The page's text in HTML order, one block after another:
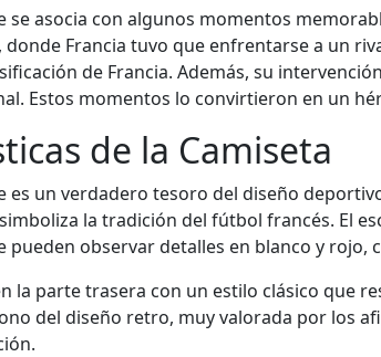
se asocia con algunos momentos
Francia tuvo que enfrentarse a un
de Francia. Además, su
Estos momentos lo convirtieron en un
de la Camiseta
es un verdadero tesoro del diseño
la tradición del fútbol francés. El
pueden observar detalles en blanco y
la parte trasera con un estilo clásico que
del diseño retro, muy valorada por los